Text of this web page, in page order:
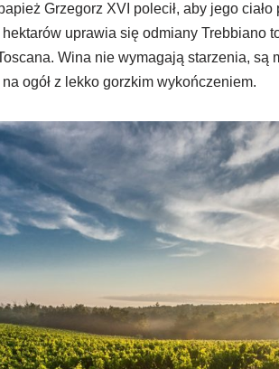
Grzegorz XVI polecił, aby jego
uprawia się odmiany Trebbiano
Wina nie wymagają starzenia, są
ogół z lekko gorzkim wykończeniem.